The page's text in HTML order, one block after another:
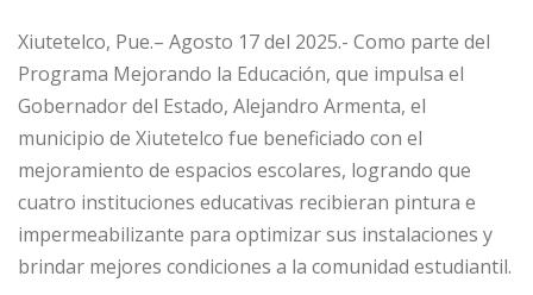
Xiutetelco, Pue.– Agosto 17 del 2025.- Como parte del
Programa Mejorando la Educación, que impulsa el
Gobernador del Estado, Alejandro Armenta, el
municipio de Xiutetelco fue beneficiado con el
mejoramiento de espacios escolares, logrando que
cuatro instituciones educativas recibieran pintura e
impermeabilizante para optimizar sus instalaciones y
brindar mejores condiciones a la comunidad estudiantil.